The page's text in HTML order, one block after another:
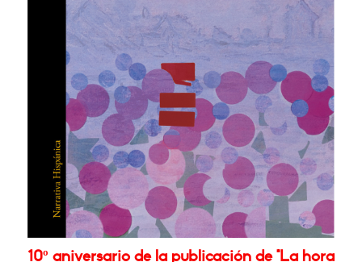
10º aniversario de la publicación de "La hora